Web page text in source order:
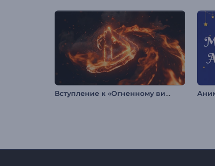
Вступление к «Огненному вихрю»